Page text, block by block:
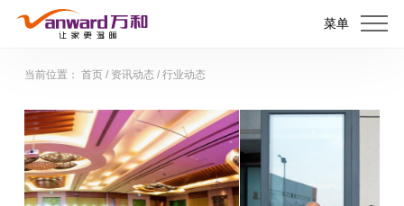
菜单
当前位置： 首页/ 资讯动态 / 行业动态